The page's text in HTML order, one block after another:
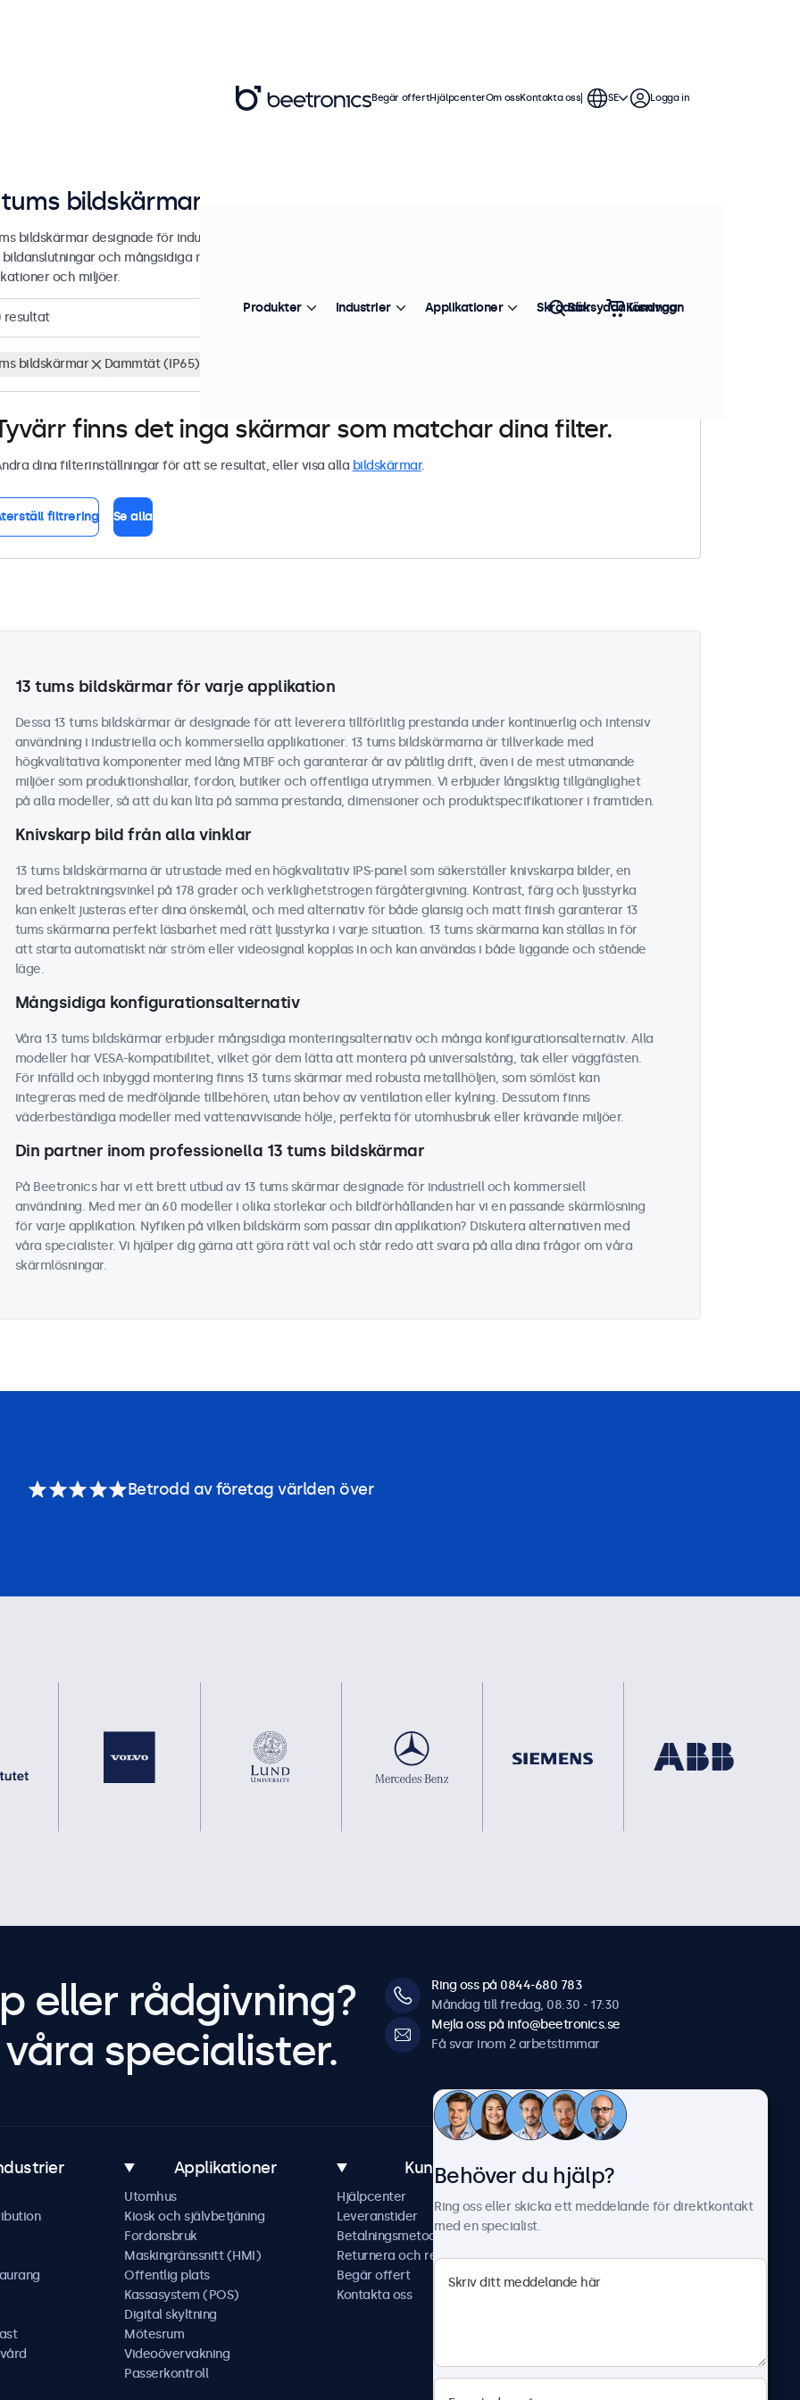
tums bildskärmar
bildskärmar designade för industriell och kommersiell användning. Våra 13 tums skärmar erbjuder
och mångsidiga monteringsalternativ, vilket gör de enkla att sömlöst integrera i alla
och miljöer.
resultat Sortera efter Toppsäljare
bildskärmar Dammtät (IP65)
finns det inga skärmar som matchar dina filter.
dina filterinställningar för att se resultat, eller visa alla bildskärmar.
filtrering Se alla
13 tums bildskärmar för varje applikation
Dessa 13 tums bildskärmar är designade för att leverera tillförlitlig prestanda under kontinuerlig och intensiv
användning i industriella och kommersiella applikationer. 13 tums bildskärmarna är tillverkade med
högkvalitativa komponenter med lång MTBF och garanterar år av pålitlig drift, även i de mest utmanande
miljöer som produktionshallar, fordon, butiker och offentliga utrymmen. Vi erbjuder långsiktig tillgänglighet
på alla modeller, så att du kan lita på samma prestanda, dimensioner och produktspecifikationer i framtiden.
Knivskarp bild från alla vinklar
13 tums bildskärmarna är utrustade med en högkvalitativ IPS-panel som säkerställer knivskarpa bilder, en
bred betraktningsvinkel på 178 grader och verklighetstrogen färgåtergivning. Kontrast, färg och ljusstyrka
kan enkelt justeras efter dina önskemål, och med alternativ för både glansig och matt finish garanterar 13
tums skärmarna perfekt läsbarhet med rätt ljusstyrka i varje situation. 13 tums skärmarna kan ställas in för
att starta automatiskt när ström eller videosignal kopplas in och kan användas i både liggande och stående
läge.
Mångsidiga konfigurationsalternativ
Våra 13 tums bildskärmar erbjuder mångsidiga monteringsalternativ och många konfigurationsalternativ. Alla
modeller har VESA-kompatibilitet, vilket gör dem lätta att montera på universalstång, tak eller väggfästen.
För infälld och inbyggd montering finns 13 tums skärmar med robusta metallhöljen, som sömlöst kan
integreras med de medföljande tillbehören, utan behov av ventilation eller kylning. Dessutom finns
väderbeständiga modeller med vattenavvisande hölje, perfekta för utomhusbruk eller krävande miljöer.
Din partner inom professionella 13 tums bildskärmar
På Beetronics har vi ett brett utbud av 13 tums skärmar designade för industriell och kommersiell
användning. Med mer än 60 modeller i olika storlekar och bildförhållanden har vi en passande skärmlösning
för varje applikation. Nyfiken på vilken bildskärm som passar din applikation? Diskutera alternativen med
våra specialister. Vi hjälper dig gärna att göra rätt val och står redo att svara på alla dina frågor om våra
skärmlösningar.
Begär offertHjälpcenterOm ossKontakta oss SE Logga in
Produkter Industrier Applikationer Skräddarsydda lösningar
Sök Kundvagn
Betrodd av företag världen över
eller rådgivning?
specialister.
Ring oss på 0844-680 783
Måndag till fredag, 08:30 - 17:30
Mejla oss på info@beetronics.se
Få svar inom 2 arbetstimmar
Applikationer
Utomhus
Kiosk och självbetjäning
Fordonsbruk
Maskingränssnitt (HMI)
Offentlig plats
Kassasystem (POS)
Digital skyltning
Mötesrum
Videoövervakning
Passerkontroll
Kundtjänst
Hjälpcenter
Leveranstider
Betalningsmetoder
Returnera och reparera
Begär offert
Kontakta oss
Om Beetronics
Jobba hos oss
Allmänna villkor
Behöver du hjälp?
Ring oss eller skicka ett meddelande för direktkontakt
med en specialist.